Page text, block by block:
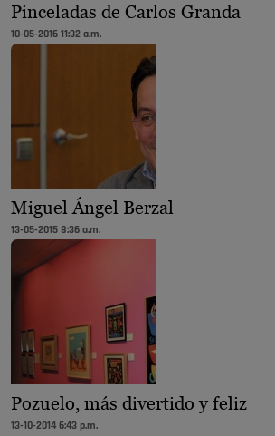
Pinceladas de Carlos Granda
10-05-2016 11:32 a.m.
Miguel Ángel Berzal
13-05-2015 8:36 a.m.
Pozuelo, más divertido y feliz
13-10-2014 6:43 p.m.